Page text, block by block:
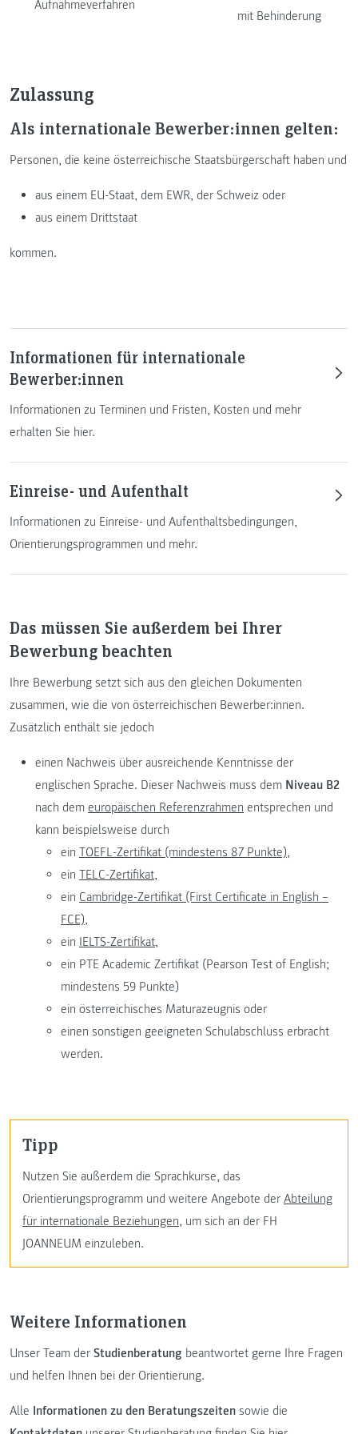
Aufnahmeverfahren
mit Behinderung
Zulassung
Als internationale Bewerber:innen gelten:
Personen, die keine österreichische Staatsbürgerschaft haben und
aus einem EU-Staat, dem EWR, der Schweiz oder
aus einem Drittstaat
kommen.
Informationen für internationale
Bewerber:innen
Informationen zu Terminen und Fristen, Kosten und mehr
erhalten Sie hier.
Einreise- und Aufenthalt
Informationen zu Einreise- und Aufenthaltsbedingungen,
Orientierungsprogrammen und mehr.
Das müssen Sie außerdem bei Ihrer
Bewerbung beachten
Ihre Bewerbung setzt sich aus den gleichen Dokumenten
zusammen, wie die von österreichischen Bewerber:innen.
Zusätzlich enthält sie jedoch
einen Nachweis über ausreichende Kenntnisse der
englischen Sprache. Dieser Nachweis muss dem Niveau B2
nach dem europäischen Referenzrahmen entsprechen und
kann beispielsweise durch
ein TOEFL-Zertifikat (mindestens 87 Punkte),
ein TELC-Zertifikat,
ein Cambridge-Zertifikat (First Certificate in English –
FCE),
ein IELTS-Zertifikat,
ein PTE Academic Zertifikat (Pearson Test of English;
mindestens 59 Punkte)
ein österreichisches Maturazeugnis oder
einen sonstigen geeigneten Schulabschluss erbracht
werden.
Tipp
Nutzen Sie außerdem die Sprachkurse, das
Orientierungsprogramm und weitere Angebote der Abteilung
für internationale Beziehungen, um sich an der FH
JOANNEUM einzuleben.
Weitere Informationen
Unser Team der Studienberatung beantwortet gerne Ihre Fragen
und helfen Ihnen bei der Orientierung.
Alle Informationen zu den Beratungszeiten sowie die